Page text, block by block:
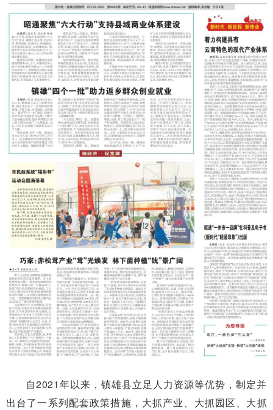
自2021年以来，镇雄县立足人力资源等优势，制定并
出台了一系列配套政策措施，大抓产业、大抓园区、大抓